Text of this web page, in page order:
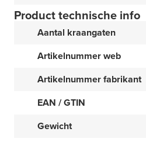
Product technische info
Aantal kraangaten
Artikelnummer web
Artikelnummer fabrikant
EAN / GTIN
Gewicht